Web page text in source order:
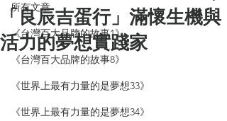
所有文章
《台灣百大品牌的故事1》
《台灣百大品牌的故事8》
《世界上最有力量的是夢想33》
《世界上最有力量的是夢想34》
「良辰吉蛋行」滿懷生機與
活力的夢想實踐家